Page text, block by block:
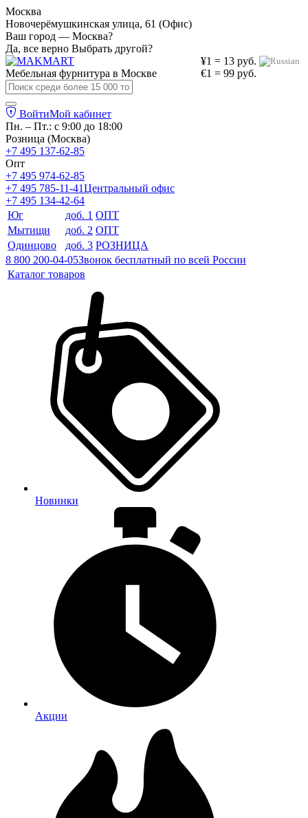
Москва
Новочерёмушкинская улица, 61 (Офис)
Ваш город — Москва?
Да, все верно Выбрать другой?
¥1 = 13 руб.
€1 = 99 руб.
Мебельная фурнитура в Москве
ВойтиМой кабинет
Пн. – Пт.: с 9:00 до 18:00
Розница (Москва)
+7 495 137-62-85
Опт
+7 495 974-62-85
+7 495 785-11-41Центральный офис
+7 495 134-42-64
Юг
доб. 1 ОПТ
Мытищи
доб. 2 ОПТ
Одинцово
доб. 3 РОЗНИЦА
8 800 200-04-05Звонок бесплатный по всей России
Каталог товаров
Новинки
Акции